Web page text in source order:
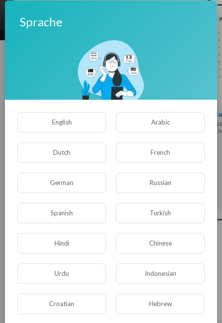
00:25:26
Mécanismes de croissance
52 Ansichten
46
Neueste Videos Erkunde mehr
00:22:06
Sprache
English Arabic
Dutch French
German Russian
Spanish Turkish
Hindi Chinese
Urdu Indonesian
Croatian Hebrew